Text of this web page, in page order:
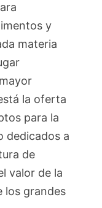
y
materia
la oferta
para la
dedicados a
de
valor de la
los grandes